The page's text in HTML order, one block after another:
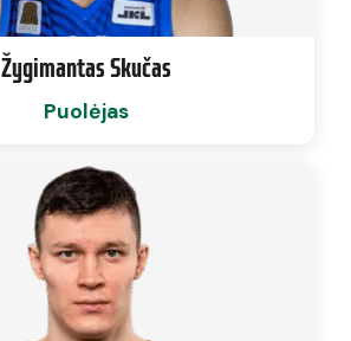
Žygimantas Skučas
Puolėjas